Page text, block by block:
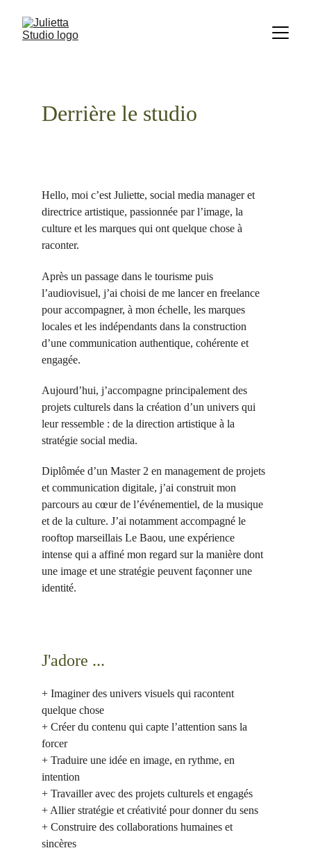
Derrière le studio
Hello, moi c’est Juliette, social media manager et
directrice artistique, passionnée par l’image, la
culture et les marques qui ont quelque chose à
raconter.
Après un passage dans le tourisme puis
l’audiovisuel, j’ai choisi de me lancer en freelance
pour accompagner, à mon échelle, les marques
locales et les indépendants dans la construction
d’une communication authentique, cohérente et
engagée.
Aujourd’hui, j’accompagne principalement des
projets culturels dans la création d’un univers qui
leur ressemble : de la direction artistique à la
stratégie social media.
Diplômée d’un Master 2 en management de projets
et communication digitale, j’ai construit mon
parcours au cœur de l’événementiel, de la musique
et de la culture. J’ai notamment accompagné le
rooftop marseillais Le Baou, une expérience
intense qui a affiné mon regard sur la manière dont
une image et une stratégie peuvent façonner une
identité.
J'adore ...
+ Imaginer des univers visuels qui racontent
quelque chose
+ Créer du contenu qui capte l’attention sans la
forcer
+ Traduire une idée en image, en rythme, en
intention
+ Travailler avec des projets culturels et engagés
+ Allier stratégie et créativité pour donner du sens
+ Construire des collaborations humaines et
sincères